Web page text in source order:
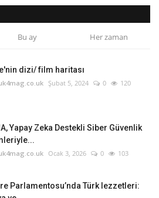
Bu ay Her zaman
dizi/ film haritası
Şubat 5, 2024 0 120
Yapay Zeka Destekli Siber Güvenlik
Ocak 3, 2026 0 103
Parlamentosu’nda Türk lezzetleri: